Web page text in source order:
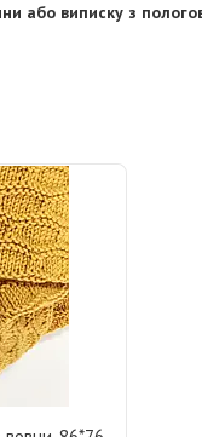
або виписку з